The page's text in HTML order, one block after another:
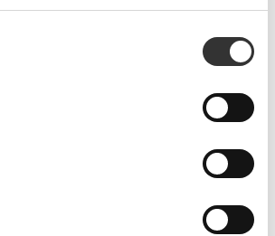
προσπάθεια ασκεί μεγάλη πίεση στις